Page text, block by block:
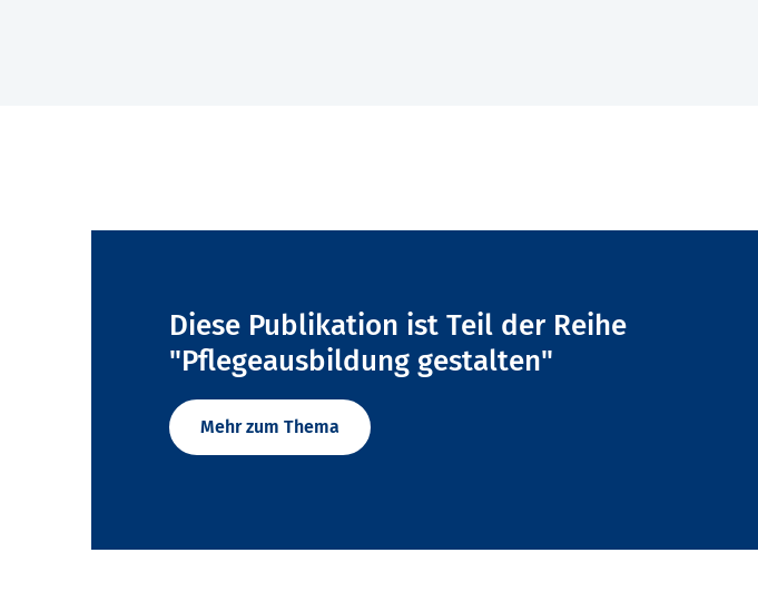
Diese Publikation ist Teil der Reihe
"Pflegeausbildung gestalten"
Mehr zum Thema